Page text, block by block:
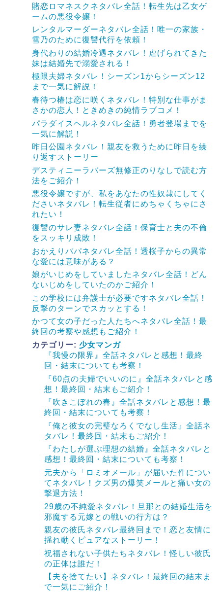
賭恋ロマネスクネタバレ全話！転生先は乙女ゲ
ームの悪役令嬢！
レンタルマーダーネタバレ全話！唯一の家族・
雪乃のために復讐代行を依頼！
身代わりの結婚冷遇ネタバレ！虐げられてきた
妹は結婚先で溺愛される！
極限夫婦ネタバレ！シーズン1からシーズン12
まで一気に解説！
春待つ椿は恋に咲くネタバレ！特別な仕事がま
さかの恋人！ときめきの純情ラブコメ！
パラダイスヘルネタバレ全話！勇者登場までを
一気に解説！
昨日公園ネタバレ！親友を救うために昨日を繰
り返すストーリー
デスティニーラバーズ無修正のりなしで読む方
法をご紹介！
悪役令嬢ですが、私をあなたの性奴隷にしてく
ださいネタバレ！転生従者にめちゃくちゃにさ
れたい！
復讐のサレ妻ネタバレ全話！保育士と夫の不倫
をスッキリ成敗！
おかえりパパネタバレ全話！透桜子からの異常
な愛には意味がある？
娘がいじめをしていましたネタバレ全話！どん
ないじめをしていたのかご紹介！
この学校には弁護士が必要ですネタバレ全話！
反撃のターンでスカッとする！
かつて女の子だった人たちへネタバレ全話！最
終回の考察や感想もご紹介！
カテゴリー: 少女マンガ
『我慢の限界』全話ネタバレと感想！最終
回・結末についても考察！
『60点の夫婦でいいのに』全話ネタバレと感
想！最終回・結末もご紹介！
『吹きこぼれの春』全話ネタバレと感想！最
終回・結末についても考察！
『俺と彼女の完璧なろくでなし生活』全話ネ
タバレ！最終回・結末もご紹介！
『わたしが選ぶ理想の結婚』全話ネタバレと
感想！最終回・結末についても考察！
元夫から「ロミオメール」が届いた件につい
てネタバレ！クズ男の爆笑メールと痛い女の
撃退方法！
29歳の不純愛ネタバレ！旦那との結婚生活を
邪魔する元嫁との戦いの行方は？
親友の彼氏ネタバレ最終回まで！恋と友情に
揺れ動くピュアなストーリー！
祝福されない子供たちネタバレ！怪しい彼氏
の正体は誰だ！
【夫を捨てたい】ネタバレ！最終回の結末ま
で一気にご紹介！